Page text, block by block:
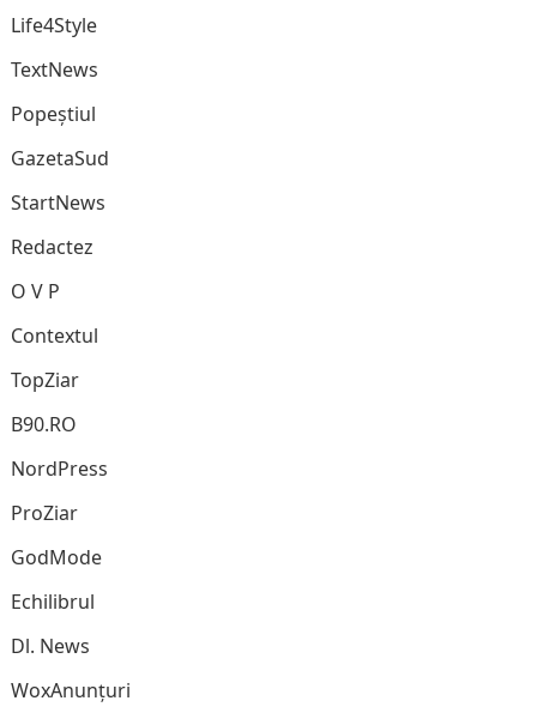
Life4Style
TextNews
Popeștiul
GazetaSud
StartNews
Redactez
O V P
Contextul
TopZiar
B90.RO
NordPress
ProZiar
GodMode
Echilibrul
Dl. News
WoxAnunțuri